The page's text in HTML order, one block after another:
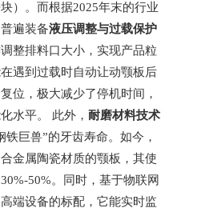
）。而根据2025年末的行业
遍装备液压调整与过载保护
整排料口大小，实现产品粒
遇到过载时自动让动颚板后
位，极大减少了停机时间，
水平。 此外， 耐磨材料技术
巨兽”的牙齿寿命。如今，
金属陶瓷材质的颚板，其使
50%。同时，基于物联网
端设备的标配，它能实时监